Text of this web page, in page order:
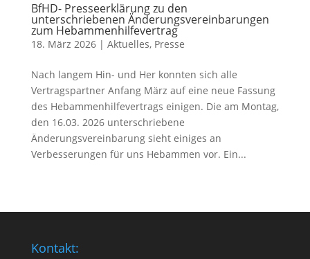
BfHD- Presseerklärung zu den
unterschriebenen Änderungsvereinbarungen
zum Hebammenhilfevertrag
18. März 2026| Aktuelles, Presse
Nach langem Hin- und Her konnten sich alle
Vertragspartner Anfang März auf eine neue Fassung
des Hebammenhilfevertrags einigen. Die am Montag,
den 16.03. 2026 unterschriebene
Änderungsvereinbarung sieht einiges an
Verbesserungen für uns Hebammen vor. Ein...
Kontakt: